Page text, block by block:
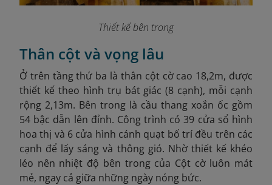
Thiết kế bên trong
Thân cột và vọng lâu
Ở trên tầng thứ ba là thân cột cờ cao 18,2m, được
thiết kế theo hình trụ bát giác (8 cạnh), mỗi cạnh
rộng 2,13m. Bên trong là cầu thang xoắn ốc gồm
54 bậc dẫn lên đỉnh. Công trình có 39 cửa sổ hình
hoa thị và 6 cửa hình cánh quạt bố trí đều trên các
cạnh để lấy sáng và thông gió. Nhờ thiết kế khéo
léo nên nhiệt độ bên trong của Cột cờ luôn mát
mẻ, ngay cả giữa những ngày nóng bức.